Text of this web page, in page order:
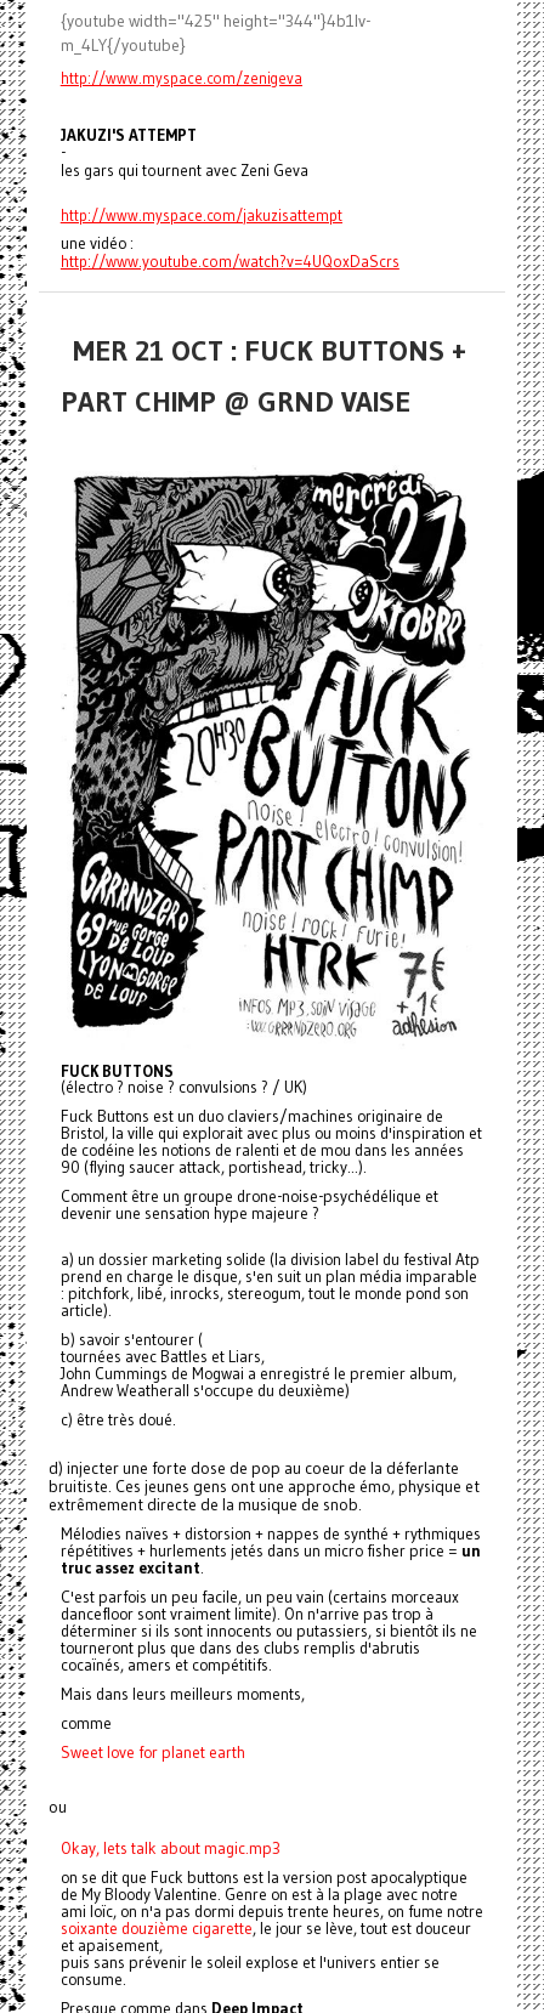
{youtube width="425" height="344"}4b1lv-
m_4LY{/youtube}
http://www.myspace.com/zenigeva
JAKUZI'S ATTEMPT
-
les gars qui tournent avec Zeni Geva
http://www.myspace.com/jakuzisattempt
une vidéo :
http://www.youtube.com/watch?v=4UQoxDaScrs
MER 21 OCT : FUCK BUTTONS +
PART CHIMP @ GRND VAISE
FUCK BUTTONS
(électro ? noise ? convulsions ? / UK)
Fuck Buttons est un duo claviers/machines originaire de
Bristol, la ville qui explorait avec plus ou moins d'inspiration et
de codéine les notions de ralenti et de mou dans les années
90 (flying saucer attack, portishead, tricky...).
Comment être un groupe drone-noise-psychédélique et
devenir une sensation hype majeure ?
a) un dossier marketing solide (la division label du festival Atp
prend en charge le disque, s'en suit un plan média imparable
: pitchfork, libé, inrocks, stereogum, tout le monde pond son
article).
b) savoir s'entourer (
tournées avec Battles et Liars,
John Cummings de Mogwai a enregistré le premier album,
Andrew Weatherall s'occupe du deuxième)
c) être très doué.
d) injecter une forte dose de pop au coeur de la déferlante
bruitiste. Ces jeunes gens ont une approche émo, physique et
extrêmement directe de la musique de snob.
Mélodies naïves + distorsion + nappes de synthé + rythmiques
répétitives + hurlements jetés dans un micro fisher price = un
truc assez excitant.
C'est parfois un peu facile, un peu vain (certains morceaux
dancefloor sont vraiment limite). On n'arrive pas trop à
déterminer si ils sont innocents ou putassiers, si bientôt ils ne
tourneront plus que dans des clubs remplis d'abrutis
cocaïnés, amers et compétitifs.
Mais dans leurs meilleurs moments,
comme
Sweet love for planet earth
ou
Okay, lets talk about magic.mp3
on se dit que Fuck buttons est la version post apocalyptique
de My Bloody Valentine. Genre on est à la plage avec notre
ami loïc, on n'a pas dormi depuis trente heures, on fume notre
soixante douzième cigarette, le jour se lève, tout est douceur
et apaisement,
puis sans prévenir le soleil explose et l'univers entier se
consume.
Presque comme dans Deep Impact